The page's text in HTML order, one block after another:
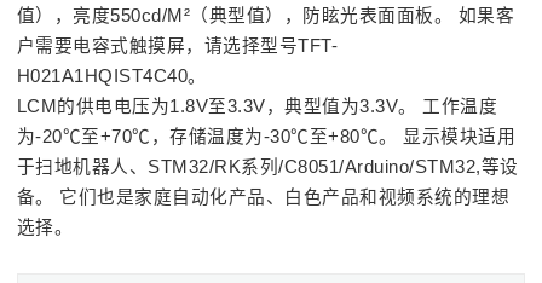
值），亮度550cd/M²（典型值），防眩光表面面板。 如果客
户需要电容式触摸屏，请选择型号TFT-
H021A1HQIST4C40。
LCM的供电电压为1.8V至3.3V，典型值为3.3V。 工作温度
为-20℃至+70℃，存储温度为-30℃至+80℃。 显示模块适用
于扫地机器人、STM32/RK系列/C8051/Arduino/STM32,等设
备。 它们也是家庭自动化产品、白色产品和视频系统的理想
选择。